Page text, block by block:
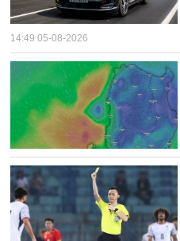
14:49 05-08-2026